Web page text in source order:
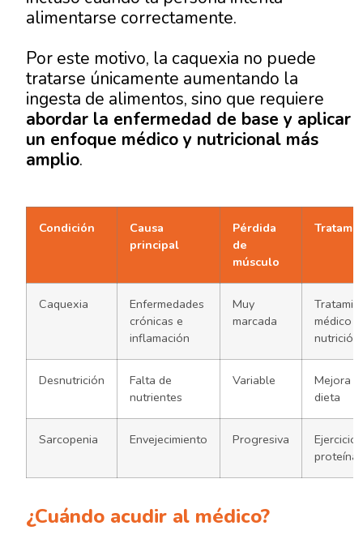
alimentarse correctamente.
Por este motivo, la caquexia no puede
tratarse únicamente aumentando la
ingesta de alimentos, sino que requiere
abordar la enfermedad de base y aplicar
un enfoque médico y nutricional más
amplio.
Condición
Causa
principal
Pérdida
de
músculo
Caquexia
Enfermedades
crónicas e
inflamación
Muy
marcada
médico +
nutrición
Desnutrición
Falta de
nutrientes
Variable
Mejora
dieta
Sarcopenia Envejecimiento Progresiva
Ejercicio
proteína
¿Cuándo acudir al médico?